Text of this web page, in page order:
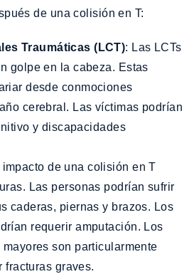
de una colisión en T:
Traumáticas (LCT): Las LCTs
golpe en la cabeza. Estas
desde conmociones
cerebral. Las víctimas podrían
y discapacidades
impacto de una colisión en T
Las personas podrían sufrir
caderas, piernas y brazos. Los
requerir amputación. Los
son particularmente
fracturas graves.